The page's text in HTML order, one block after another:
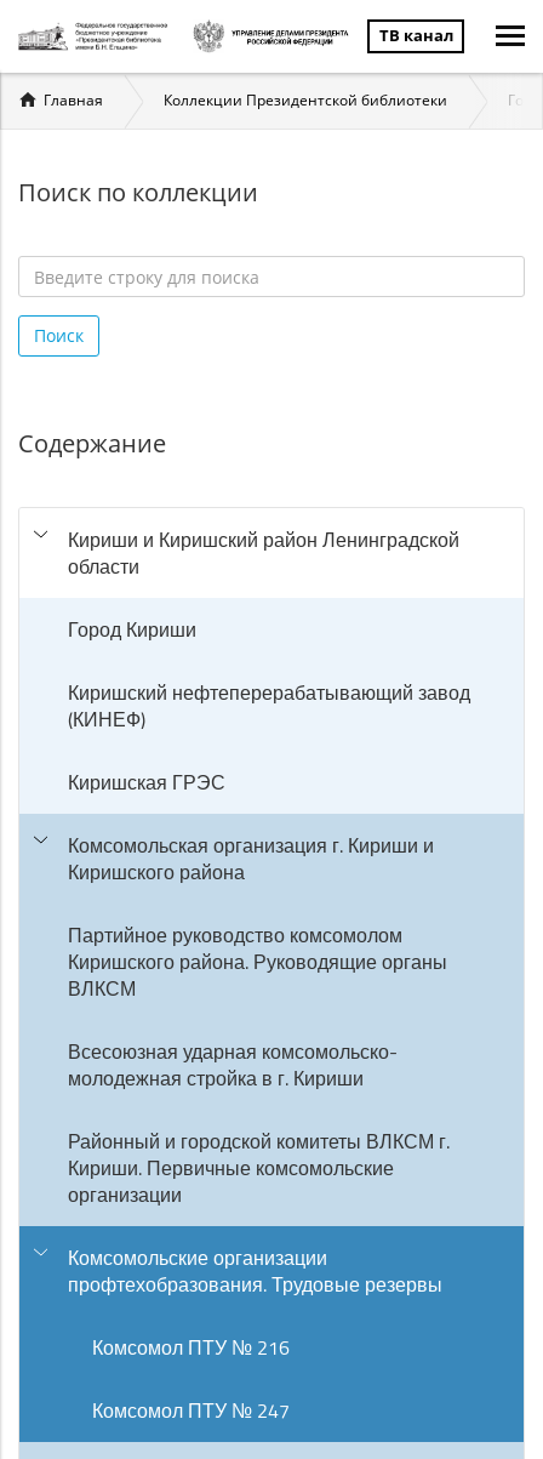
ТВ канал
Вы
здесь
Главная Коллекции Президентской библиотеки
Поиск по коллекции
строку
для
Поиск
Содержание
Кириши и Киришский район Ленинградской
области
Город Кириши
Киришский нефтеперерабатывающий завод
(КИНЕФ)
Киришская ГРЭС
Комсомольская организация г. Кириши и
Киришского района
Партийное руководство комсомолом
Киришского района. Руководящие органы
ВЛКСМ
Всесоюзная ударная комсомольско-
молодежная стройка в г. Кириши
Районный и городской комитеты ВЛКСМ г.
Кириши. Первичные комсомольские
организации
Комсомольские организации
профтехобразования. Трудовые резервы
Комсомол ПТУ № 216
Комсомол ПТУ № 247